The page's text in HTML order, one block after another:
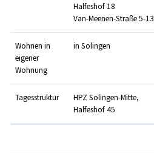
Halfeshof 18
Van-Meenen-Straße 5-13
Wohnen in
eigener
Wohnung
in Solingen
Tagesstruktur
HPZ Solingen-Mitte,
Halfeshof 45